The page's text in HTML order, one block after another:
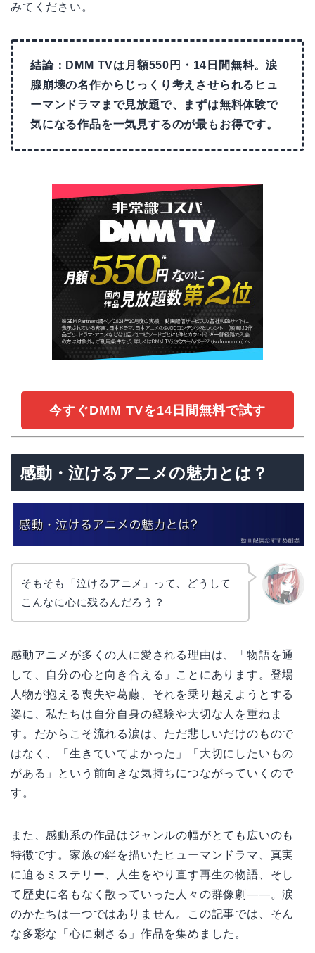
みてください。
結論：DMM TVは月額550円・14日間無料。涙
腺崩壊の名作からじっくり考えさせられるヒュ
ーマンドラマまで見放題で、まずは無料体験で
気になる作品を一気見するのが最もお得です。
今すぐDMM TVを14日間無料で試す
感動・泣けるアニメの魅力とは？
そもそも「泣けるアニメ」って、どうして
こんなに心に残るんだろう？
感動アニメが多くの人に愛される理由は、「物語を通
して、自分の心と向き合える」ことにあります。登場
人物が抱える喪失や葛藤、それを乗り越えようとする
姿に、私たちは自分自身の経験や大切な人を重ねま
す。だからこそ流れる涙は、ただ悲しいだけのもので
はなく、「生きていてよかった」「大切にしたいもの
がある」という前向きな気持ちにつながっていくので
す。
また、感動系の作品はジャンルの幅がとても広いのも
特徴です。家族の絆を描いたヒューマンドラマ、真実
に迫るミステリー、人生をやり直す再生の物語、そし
て歴史に名もなく散っていった人々の群像劇――。涙
のかたちは一つではありません。この記事では、そん
な多彩な「心に刺さる」作品を集めました。